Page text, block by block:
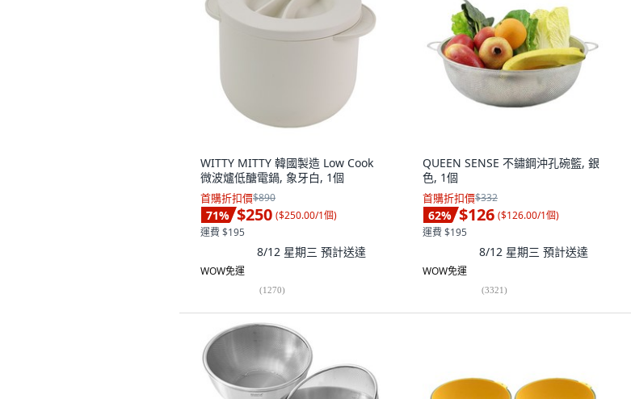
WITTY MITTY 韓國製造 Low Cook
微波爐低醣電鍋, 象牙白, 1個
首購折扣價$890
71% $250 ($250.00/1個)
運費 $195
8/12 星期三 預計送達
WOW免運
(1270)
QUEEN SENSE 不鏽鋼沖孔碗籃, 銀
色, 1個
首購折扣價$332
62% $126 ($126.00/1個)
運費 $195
8/12 星期三 預計送達
WOW免運
(3321)